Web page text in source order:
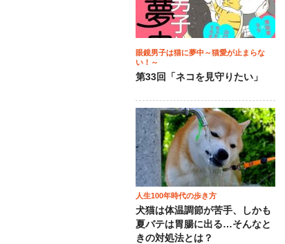
眼鏡男子は猫に夢中～猫愛が止まらな
い！～
第33回「ネコを見守りたい」
人生100年時代の歩き方
犬猫は体温調節が苦手、しかも
夏バテは胃腸に出る…そんなと
きの対処法とは？